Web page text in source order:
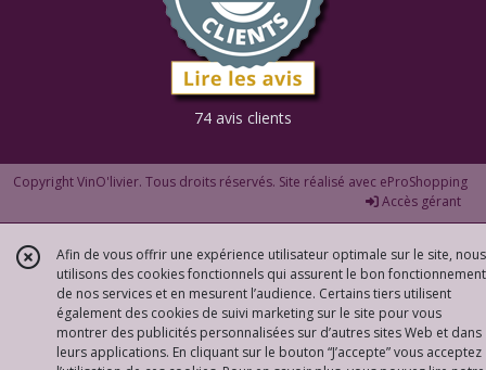
74 avis clients
Copyright VinO'livier. Tous droits réservés. Site réalisé avec eProShopping
Accès gérant
Afin de vous offrir une expérience utilisateur optimale sur le site, nous
utilisons des cookies fonctionnels qui assurent le bon fonctionnement
de nos services et en mesurent l’audience. Certains tiers utilisent
également des cookies de suivi marketing sur le site pour vous
montrer des publicités personnalisées sur d’autres sites Web et dans
leurs applications. En cliquant sur le bouton “J’accepte” vous acceptez